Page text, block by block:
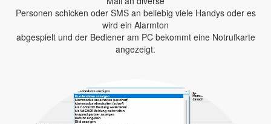
Personen schicken oder SMS an beliebig viele Handys oder es
wird ein Alarmton
abgespielt und der Bediener am PC bekommt eine Notrufkarte
angezeigt.